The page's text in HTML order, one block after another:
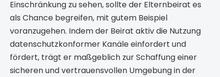
Einschränkung zu sehen, sollte der Elternbeirat es
als Chance begreifen, mit gutem Beispiel
voranzugehen. Indem der Beirat aktiv die Nutzung
datenschutzkonformer Kanäle einfordert und
fördert, trägt er maßgeblich zur Schaffung einer
sicheren und vertrauensvollen Umgebung in der